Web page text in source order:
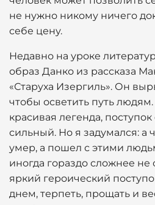
не нужно никому ничего
себе цену.
Недавно на уроке
образ Данко из рассказа
«Старуха Изергиль». Он
чтобы осветить путь
красивая легенда,
сильный. Но я задумался: а
умер, а пошел с этими
иногда гораздо сложнее
яркий героический
днем, терпеть, прощать и